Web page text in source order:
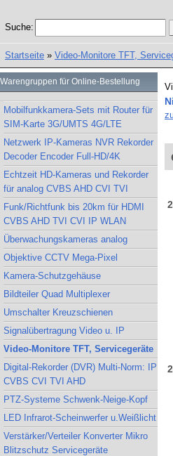
Suche:
Startseite » Video-Monitore TFT,
Warengruppen für Online-Bestellung
Mobilfunkkamera-Sets mit Router für
SIM-Karte 3G/UMTS 4G/LTE
Netzwerk IP-Kameras NVR Rekorder
Decoder Encoder Full-HD/4K
Echtzeit HD-Kameras und Rekorder
für analog CVBS AHD CVI TVI
Funk/Richtfunk bis 20km für HDMI
CVBS AHD TVI CVI IP WLAN
Überwachungskameras analog
Objektive CCTV Mega-Pixel
Kamera-Schutzgehäuse
Bildteiler Quad Multiplexer
Umschalter Kreuzschienen
Signalübertragung Video u. IP
Video-Monitore TFT, Servicegeräte
Digital-Rekorder (DVR) Multi-Norm: IP
CVBS CVI TVI AHD
PTZ-Systeme Schwenk-Neige-Kopf
LED Infrarot-Scheinwerfer u.Weißlicht
Verstärker/Verteiler Konverter Mikro
Blitzschutz Servicegeräte